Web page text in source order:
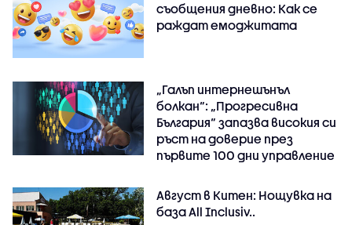
съобщения дневно: Как се
раждат емоджитата
„Галъп интернешънъл
болкан“: „Прогресивна
България“ запазва високия си
ръст на доверие през
първите 100 дни управление
Август в Китен: Нощувка на
база All Inclusiv..